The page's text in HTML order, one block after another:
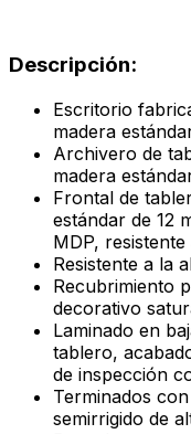
Descripción:
Escritorio
madera
Archivero de
madera
Frontal de
estándar de 12
MDP,
Resistente a la
Recubrimiento
decorativo
Laminado en
tablero,
de inspección
Terminados
semirrigido de